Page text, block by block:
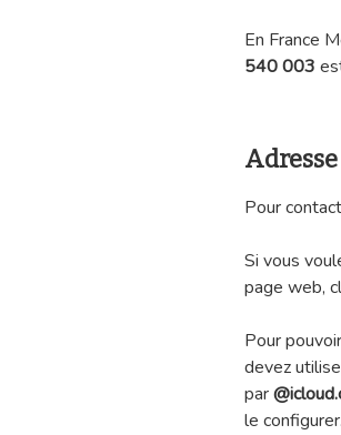
En France
540 003
Pour
Si vous
page web,
Pour
devez
par
le configurer.